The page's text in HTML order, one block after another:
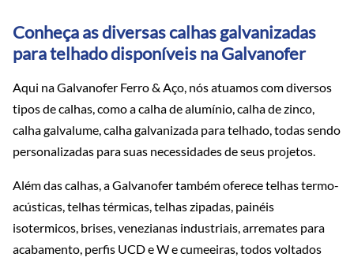
Conheça as diversas calhas galvanizadas
para telhado disponíveis na Galvanofer
Aqui na Galvanofer Ferro & Aço, nós atuamos com diversos
tipos de calhas, como a calha de alumínio, calha de zinco,
calha galvalume, calha galvanizada para telhado, todas sendo
personalizadas para suas necessidades de seus projetos.
Além das calhas, a Galvanofer também oferece telhas termo-
acústicas, telhas térmicas, telhas zipadas, painéis
isotermicos, brises, venezianas industriais, arremates para
acabamento, perfis UCD e W e cumeeiras, todos voltados